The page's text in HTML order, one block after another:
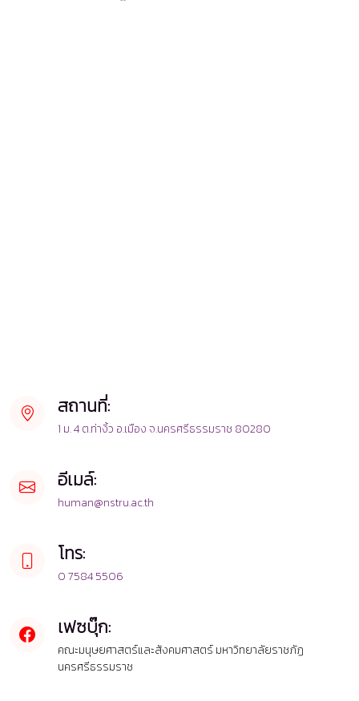
สถานที่:
1 ม. 4 ต.ท่างิ้ว อ.เมือง จ.นครศรีธรรมราช 80280
อีเมล์:
human@nstru.ac.th
โทร:
0 7584 5506
เฟซบุ๊ก:
คณะมนุษยศาสตร์และสังคมศาสตร์ มหาวิทยาลัยราชภัฏ
นครศรีธรรมราช